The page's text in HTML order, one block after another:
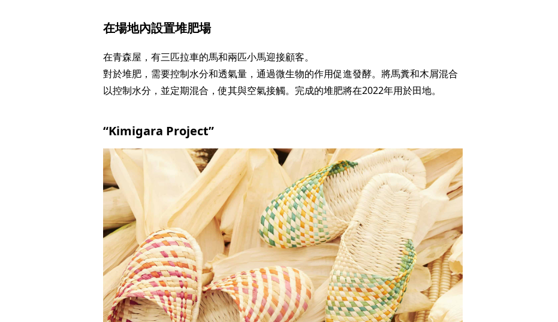
在場地內設置堆肥場
在青森屋，有三匹拉車的馬和兩匹小馬迎接顧客。
對於堆肥，需要控制水分和透氣量，通過微生物的作用促進發酵。將馬糞和木屑混合
以控制水分，並定期混合，使其與空氣接觸。完成的堆肥將在2022年用於田地。
“Kimigara Project”